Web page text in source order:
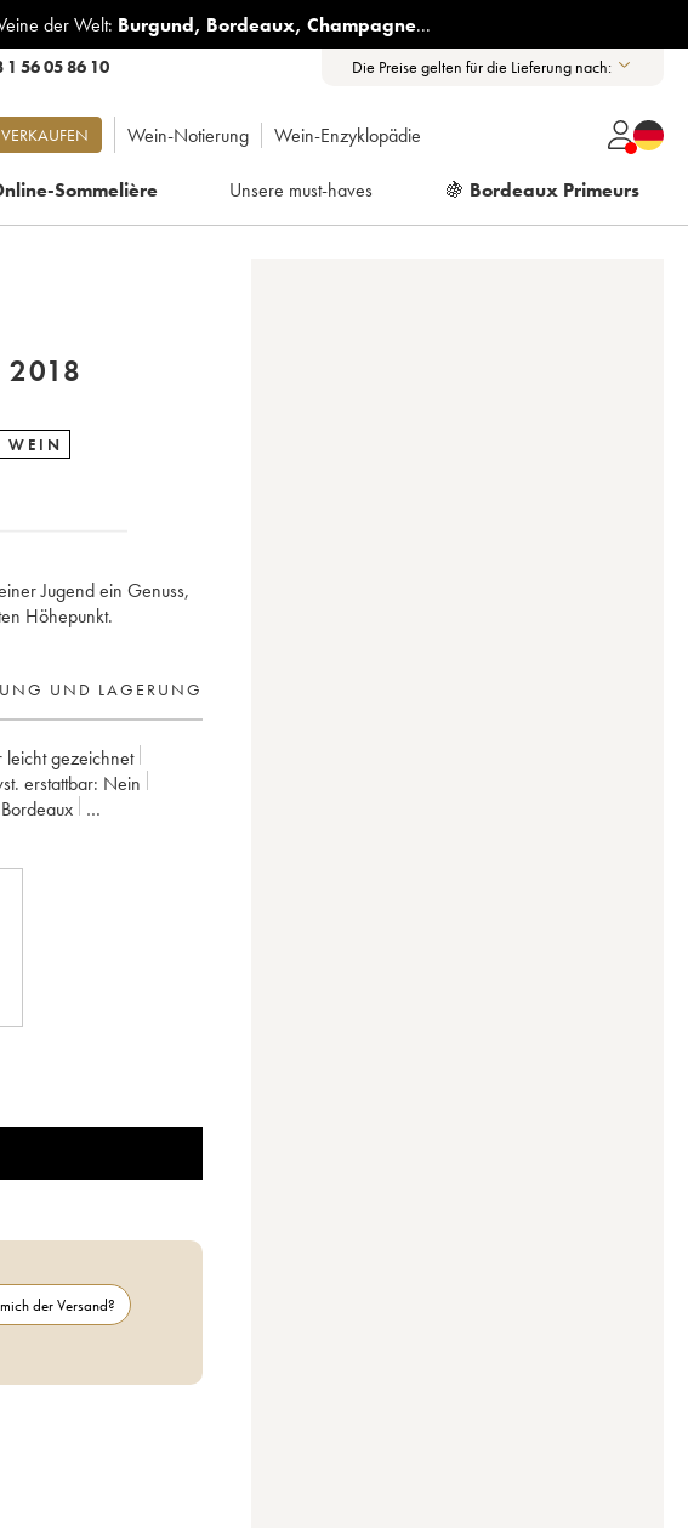
der Welt: Burgund, Bordeaux, Champagne...
1 56 05 86 10 Die Preise gelten für die Lieferung nach:
Wein-Notierung Wein-Enzyklopädie
Sommelière Unsere must-haves 🍇 Bordeaux Primeurs
LE PUY - CUVÉE EMILIEN 2018
WEIN
Jugend ein Genuss,
Höhepunkt.
UND LAGERUNG
leicht gezeichnet
erstattbar:
nein
der Versand?